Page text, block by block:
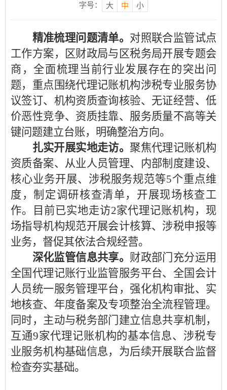
字号：
大 中 小
精准梳理问题清单。 对照联合监管试点
工作方案，区财政局与区税务局开展专题会
商，全面梳理当前行业发展存在的突出问
题，重点围绕代理记账机构涉税专业服务协
议签订、机构资质查询核验、无证经营、低
价恶性竞争、资质挂靠、服务质量不高等关
键问题建立台账，明确整治方向。
扎实开展实地走访。 聚焦代理记账机构
资质备案、从业人员管理、内部制度建设、
核心业务开展、涉税服务规范等5个重点维
度，制定调研核查清单，开展现场核查工
作。目前已实地走访2家代理记账机构，现
场指导机构规范开展会计核算、涉税申报等
业务，督促其依法合规经营。
深化监管信息共享。 财政部门充分运用
全国代理记账行业监管服务平台、全国会计
人员统一服务管理平台，强化机构审批、实
地核查、年度备案及专项整治全流程管理。
同时，主动与税务部门建立信息共享机制，
互通9家代理记账机构的基本信息、涉税专
业服务机构基础信息，为后续开展联合监督
检查夯实基础。